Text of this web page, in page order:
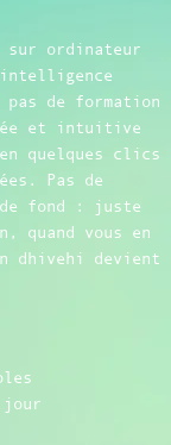
ordinateur
pas de formation
et intuitive
quelques clics
Pas de
fond : juste
quand vous en
dhivehi devient
jour